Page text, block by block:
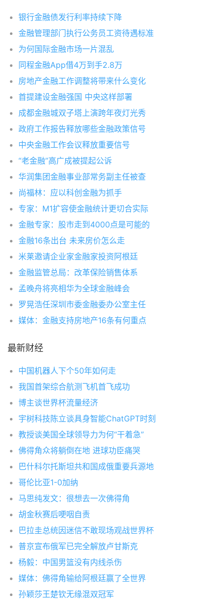
银行金融债发行利率持续下降
金融管理部门执行公务员工资待遇标准
为何国际金融市场一片混乱
同程金融App借4万到手2.8万
房地产金融工作调整将带来什么变化
首提建设金融强国 中央这样部署
成都金融城双子塔上演跨年夜灯光秀
政府工作报告释放哪些金融政策信号
中央金融工作会议释放重要信号
“老金融”高广成被提起公诉
华润集团金融事业部常务副主任被查
尚福林：应以科创金融为抓手
专家：M1扩容使金融统计更切合实际
金融专家：股市走到4000点是可能的
金融16条出台 未来房价怎么走
米莱邀请企业家金融家投资阿根廷
金融监管总局：改革保险销售体系
孟晚舟将亮相华为全球金融峰会
罗晃浩任深圳市委金融委办公室主任
媒体：金融支持房地产16条有何重点
最新财经
中国机器人下个50年如何走
我国首架综合航测飞机首飞成功
博主谈世界杯流量经济
宇树科技陈立谈具身智能ChatGPT时刻
教授谈美国全球领导力为何“干着急”
佛得角众将躺倒在地 进球功臣痛哭
巴什科尔托斯坦共和国成俄重要兵源地
哥伦比亚1-0加纳
马思纯发文：很想去一次佛得角
胡金秋赛后哽咽自责
巴拉圭总统因迷信不敢现场观战世界杯
普京宣布俄军已完全解放卢甘斯克
杨毅：中国男篮没有内线杀伤
媒体：佛得角输给阿根廷赢了全世界
孙颖莎王楚钦无缘混双冠军